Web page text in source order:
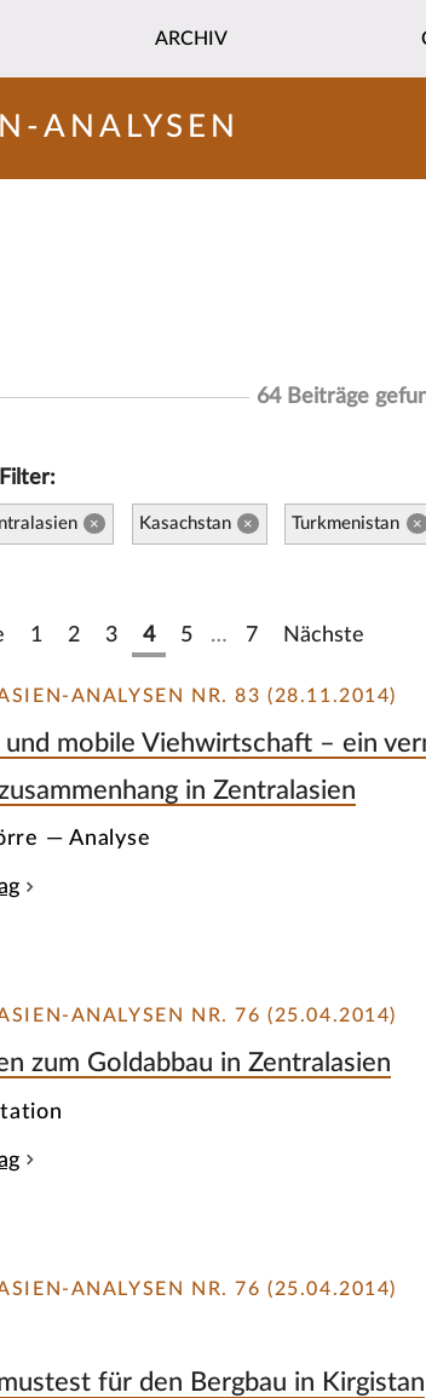
ARCHIV
ANALYSEN
64 Beiträge
× Kasachstan × Turkmenistan ×
1 2 3 4 5 … 7 Nächste
ANALYSEN NR. 83 (28.11.2014)
und mobile Viehwirtschaft – ein
in Zentralasien
— Analyse
ANALYSEN NR. 76 (25.04.2014)
zum Goldabbau in Zentralasien
ANALYSEN NR. 76 (25.04.2014)
für den Bergbau in Kirgistan